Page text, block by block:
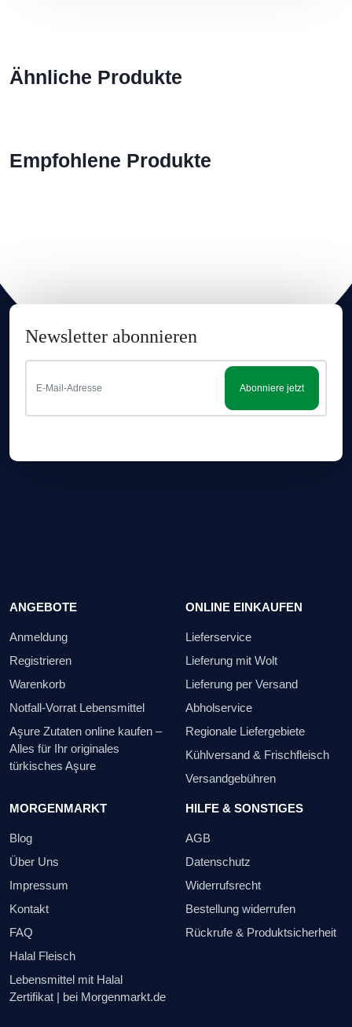
Ähnliche Produkte
Empfohlene Produkte
Newsletter abonnieren
Abonniere jetzt
ANGEBOTE
Anmeldung
Registrieren
Warenkorb
Notfall-Vorrat Lebensmittel
Aşure Zutaten online kaufen –
Alles für Ihr originales
türkisches Aşure
ONLINE EINKAUFEN
Lieferservice
Lieferung mit Wolt
Lieferung per Versand
Abholservice
Regionale Liefergebiete
Kühlversand & Frischfleisch
Versandgebühren
MORGENMARKT
Blog
Über Uns
Impressum
Kontakt
FAQ
Halal Fleisch
Lebensmittel mit Halal
Zertifikat | bei Morgenmarkt.de
HILFE & SONSTIGES
AGB
Datenschutz
Widerrufsrecht
Bestellung widerrufen
Rückrufe & Produktsicherheit